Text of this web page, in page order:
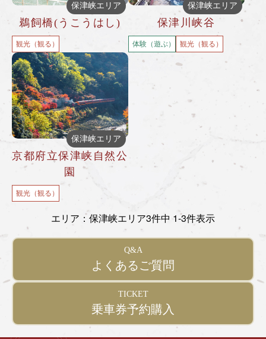
保津峡エリア
鵜飼橋(うこうはし)
観光（観る）
保津峡エリア
保津川峡谷
体験（遊ぶ） 観光（観る）
保津峡エリア
京都府立保津峡自然公
園
観光（観る）
エリア：保津峡エリア3件中 1-3件表示
Q&A
よくあるご質問
TICKET
乗車券予約購入